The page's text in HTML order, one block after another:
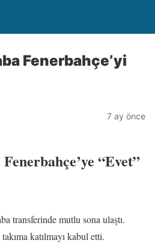
Fenerbahçe’yi
7 ay önce
“Evet”
transferinde mutlu sona ulaştı.
katılmayı kabul etti.